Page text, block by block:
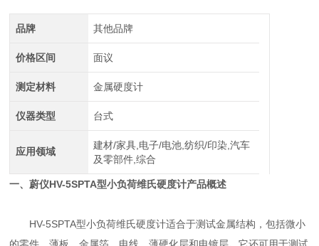
品牌 其他品牌
价格区间 面议
测定材料 金属硬度计
仪器类型 台式
应用领域
建材/家具,电子/电池,纺织/印染,汽车
及零部件,综合
一、蔚仪HV-5SPTA型小负荷维氏硬度计产品概述
HV-5SPTA型小负荷维氏硬度计适合于测试金属结构，包括微小